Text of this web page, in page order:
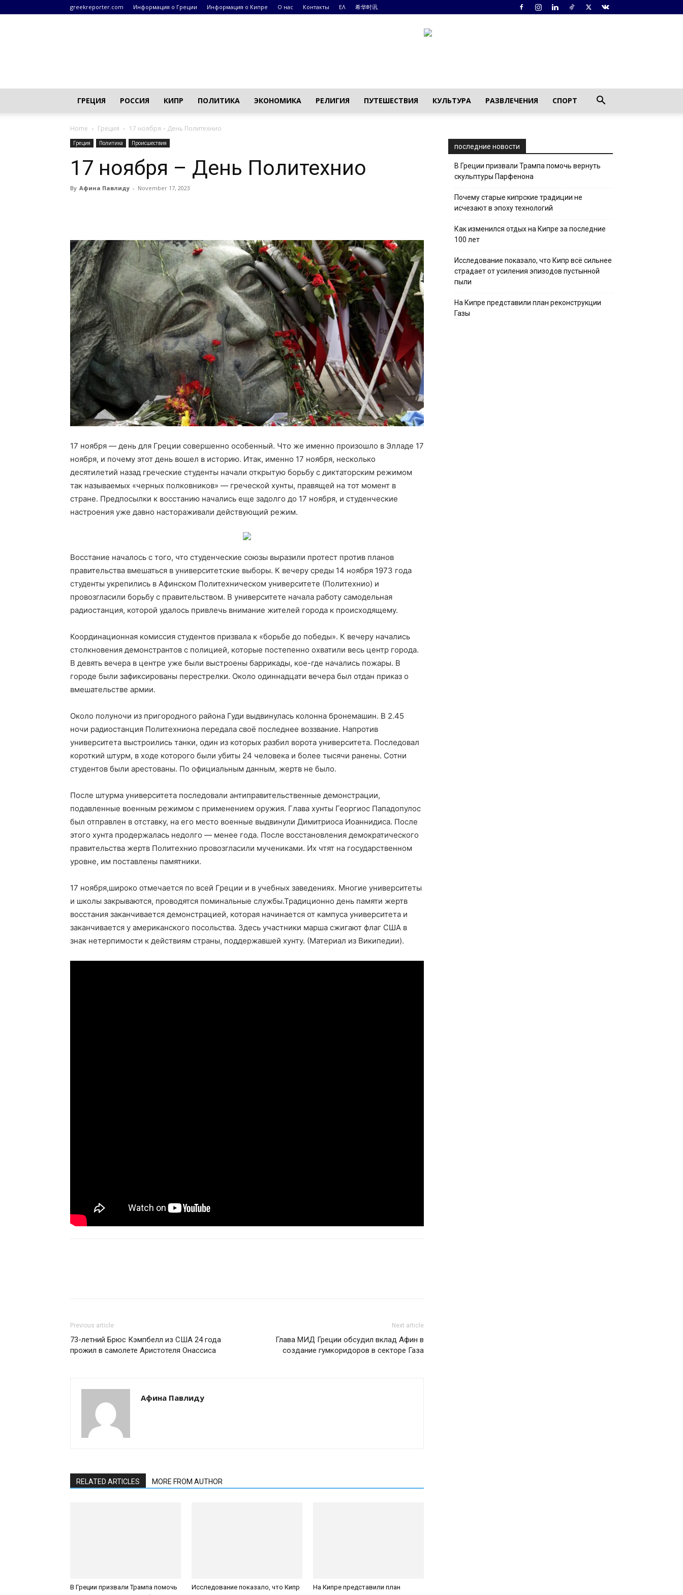
greekreporter.com Информация о Греции Информация о Кипре О нас Контакты ΕΛ 希华时讯
ГРЕЦИЯ РОССИЯ КИПР ПОЛИТИКА ЭКОНОМИКА РЕЛИГИЯ ПУТЕШЕСТВИЯ КУЛЬТУРА РАЗВЛЕЧЕНИЯ СПОРТ
Home Греция 17 ноября – День Политехнио
Греция Политика Происшествия
17 ноября – День Политехнио
By Афина Павлиду - November 17, 2023
17 ноября — день для Греции совершенно особенный. Что же именно произошло в Элладе 17
ноября, и почему этот день вошел в историю. Итак, именно 17 ноября, несколько
десятилетий назад греческие студенты начали открытую борьбу с диктаторским режимом
так называемых «черных полковников» — греческой хунты, правящей на тот момент в
стране. Предпосылки к восстанию начались еще задолго до 17 ноября, и студенческие
настроения уже давно настораживали действующий режим.
Восстание началось с того, что студенческие союзы выразили протест против планов
правительства вмешаться в университетские выборы. К вечеру среды 14 ноября 1973 года
студенты укрепились в Афинском Политехническом университете (Политехнио) и
провозгласили борьбу с правительством. В университете начала работу самодельная
радиостанция, которой удалось привлечь внимание жителей города к происходящему.
Координационная комиссия студентов призвала к «борьбе до победы». К вечеру начались
столкновения демонстрантов с полицией, которые постепенно охватили весь центр города.
В девять вечера в центре уже были выстроены баррикады, кое-где начались пожары. В
городе были зафиксированы перестрелки. Около одиннадцати вечера был отдан приказ о
вмешательстве армии.
Около полуночи из пригородного района Гуди выдвинулась колонна бронемашин. В 2.45
ночи радиостанция Политехниона передала своё последнее воззвание. Напротив
университета выстроились танки, один из которых разбил ворота университета. Последовал
короткий штурм, в ходе которого были убиты 24 человека и более тысячи ранены. Сотни
студентов были арестованы. По официальным данным, жертв не было.
После штурма университета последовали антиправительственные демонстрации,
подавленные военным режимом с применением оружия. Глава хунты Георгиос Пападопулос
был отправлен в отставку, на его место военные выдвинули Димитриоса Иоаннидиса. После
этого хунта продержалась недолго — менее года. После восстановления демократического
правительства жертв Политехнио провозгласили мучениками. Их чтят на государственном
уровне, им поставлены памятники.
17 ноября,широко отмечается по всей Греции и в учебных заведениях. Многие университеты
и школы закрываются, проводятся поминальные службы.Традиционно день памяти жертв
восстания заканчивается демонстрацией, которая начинается от кампуса университета и
заканчивается у американского посольства. Здесь участники марша сжигают флаг США в
знак нетерпимости к действиям страны, поддержавшей хунту. (Материал из Википедии).
Previous article
73-летний Брюс Кэмпбелл из США 24 года
прожил в самолете Аристотеля Онассиса
Next article
Глава МИД Греции обсудил вклад Афин в
создание гумкоридоров в секторе Газа
Афина Павлиду
RELATED ARTICLES MORE FROM AUTHOR
В Греции призвали Трампа помочь
Исследование показало, что Кипр
На Кипре представили план
последние новости
В Греции призвали Трампа помочь вернуть
скульптуры Парфенона
Почему старые кипрские традиции не
исчезают в эпоху технологий
Как изменился отдых на Кипре за последние
100 лет
Исследование показало, что Кипр всё сильнее
страдает от усиления эпизодов пустынной
пыли
На Кипре представили план реконструкции
Газы